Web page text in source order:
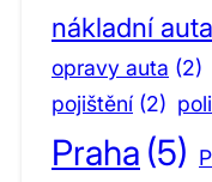
nákladní auta
opravy auta (2)
pojištění (2)
Praha (5)